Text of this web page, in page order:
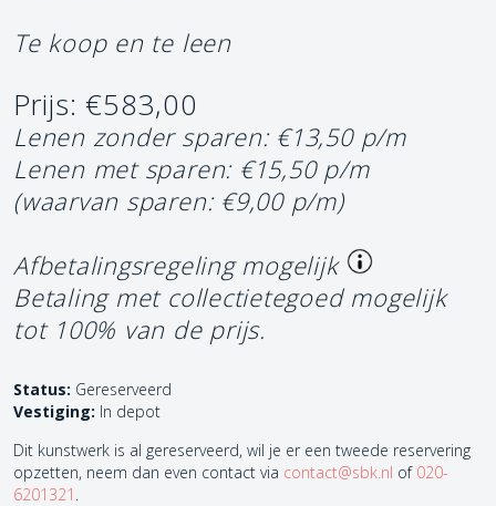
Te koop en te leen
Prijs: €583,00
Lenen zonder sparen: €13,50 p/m
Lenen met sparen: €15,50 p/m
(waarvan sparen: €9,00 p/m)
Afbetalingsregeling mogelijk
Betaling met collectietegoed mogelijk
tot 100% van de prijs.
Status: Gereserveerd
Vestiging: In depot
Dit kunstwerk is al gereserveerd, wil je er een tweede reservering
opzetten, neem dan even contact via contact@sbk.nl of 020-
6201321 .